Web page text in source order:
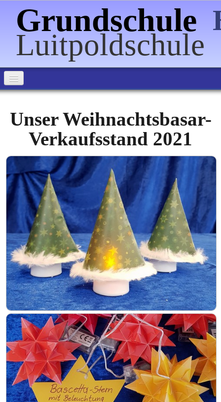
Grundschule
Luitpoldschule
Home
Über uns
Informationen
Förderverein
Veranstaltungen
Schulpartnerschaften
▼
Unser Weihnachtsbasar-
Verkaufsstand 2021